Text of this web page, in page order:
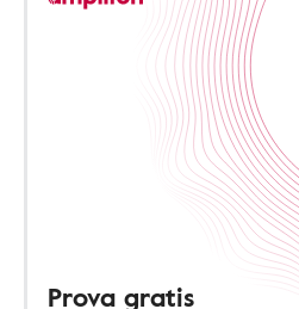
Prova gratis